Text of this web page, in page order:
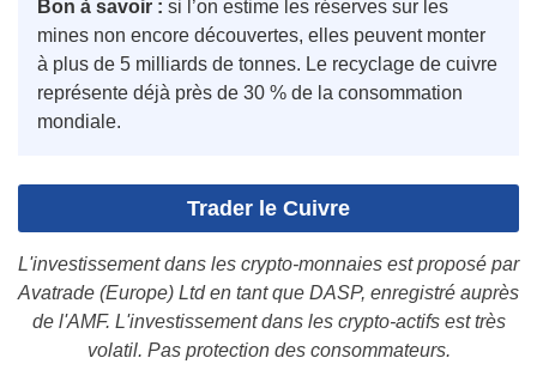
Bon à savoir : si l’on estime les réserves sur les
mines non encore découvertes, elles peuvent monter
à plus de 5 milliards de tonnes. Le recyclage de cuivre
représente déjà près de 30 % de la consommation
mondiale.
Trader le Cuivre
L'investissement dans les crypto-monnaies est proposé par
Avatrade (Europe) Ltd en tant que DASP, enregistré auprès
de l'AMF. L'investissement dans les crypto-actifs est très
volatil. Pas protection des consommateurs.